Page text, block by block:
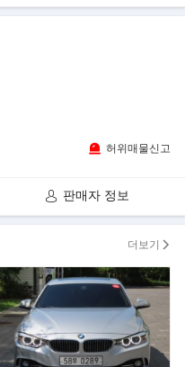
니다.
다.
허위매물신고
판매자 정보
더보기